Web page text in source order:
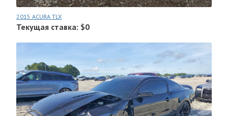
2015 ACURA TLX
Текущая ставка: $0